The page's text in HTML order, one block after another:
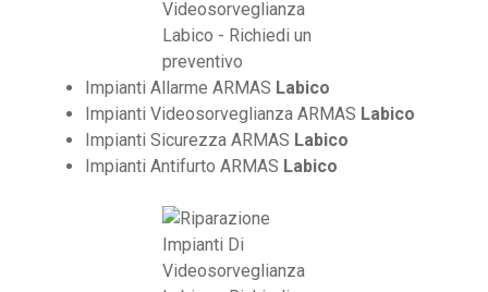
Impianti Allarme ARMAS Labico
Impianti Videosorveglianza ARMAS Labico
Impianti Sicurezza ARMAS Labico
Impianti Antifurto ARMAS Labico